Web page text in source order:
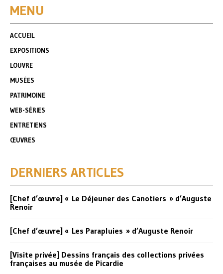
MENU
ACCUEIL
EXPOSITIONS
LOUVRE
MUSÉES
PATRIMOINE
WEB-SÉRIES
ENTRETIENS
ŒUVRES
DERNIERS ARTICLES
[Chef d’œuvre] « Le Déjeuner des Canotiers » d’Auguste
Renoir
[Chef d’œuvre] « Les Parapluies » d’Auguste Renoir
[Visite privée] Dessins français des collections privées
françaises au musée de Picardie